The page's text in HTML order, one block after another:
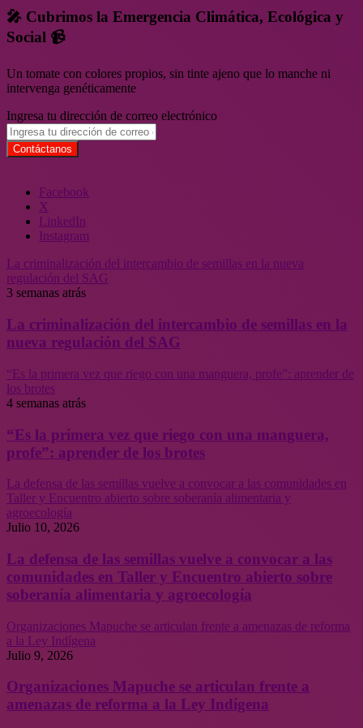
🎤 Cubrimos la Emergencia Climática, Ecológica y
Social 📹
Un tomate con colores propios, sin tinte ajeno que lo manche ni
intervenga genéticamente
Ingresa tu dirección de correo electrónico
Facebook
X
LinkedIn
Instagram
La criminalización del intercambio de semillas en la nueva
regulación del SAG
3 semanas atrás
La criminalización del intercambio de semillas en la
nueva regulación del SAG
“Es la primera vez que riego con una manguera, profe”: aprender de
los brotes
4 semanas atrás
“Es la primera vez que riego con una manguera,
profe”: aprender de los brotes
La defensa de las semillas vuelve a convocar a las comunidades en
Taller y Encuentro abierto sobre soberanía alimentaria y
agroecología
Julio 10, 2026
La defensa de las semillas vuelve a convocar a las
comunidades en Taller y Encuentro abierto sobre
soberanía alimentaria y agroecología
Organizaciones Mapuche se articulan frente a amenazas de reforma
a la Ley Indígena
Julio 9, 2026
Organizaciones Mapuche se articulan frente a
amenazas de reforma a la Ley Indígena